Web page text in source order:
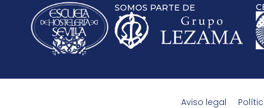
SOMOS PARTE DE
Aviso legal